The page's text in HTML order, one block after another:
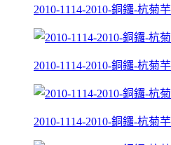
2010-1114-2010-銅鑼-杭菊
2010-1114-2010-銅鑼-杭菊
2010-1114-2010-銅鑼-杭菊